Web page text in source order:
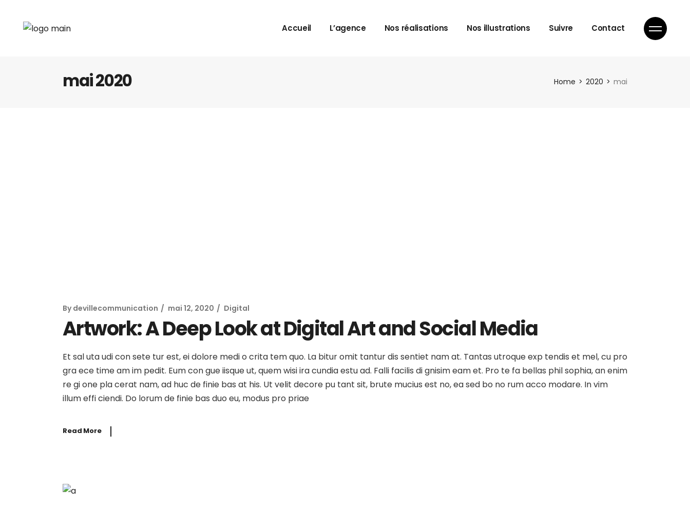
Accueil L’agence Nos réalisations Nos illustrations Suivre Contact
mai 2020 Home 2020 mai
By devillecommunication mai 12, 2020 Digital
Artwork: A Deep Look at Digital Art and Social Media
Et sal uta udi con sete tur est, ei dolore medi o crita tem quo. La bitur omit tantur dis sentiet nam at. Tantas utroque exp tendis et mel, cu pro
gra ece time am im pedit. Eum con gue iisque ut, quem wisi ira cundia estu ad. Falli facilis di gnisim eam et. Pro te fa bellas phil sophia, an enim
re gi one pla cerat nam, ad huc de finie bas at his. Ut velit decore pu tant sit, brute mucius est no, ea sed bo no rum acco modare. In vim
illum effi ciendi. Do lorum de finie bas duo eu, modus pro priae
Read More